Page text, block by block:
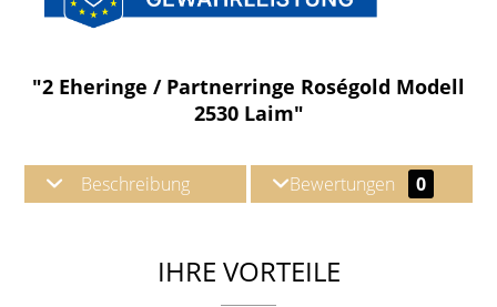
"2 Eheringe / Partnerringe Roségold Modell
2530 Laim"
Beschreibung Bewertungen 0
IHRE VORTEILE